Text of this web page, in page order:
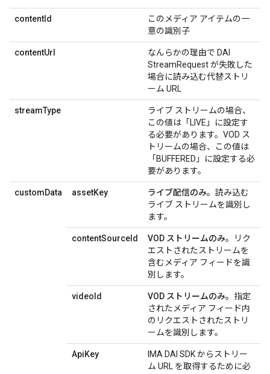
contentId
このメディア アイテムの一
意の識別子
contentUrl
なんらかの理由で DAI
StreamRequest が失敗した
場合に読み込む代替ストリ
ーム URL
streamType
ライブ ストリームの場合、
この値は「LIVE」に設定す
る必要があります。VOD ス
トリームの場合、この値は
「BUFFERED」に設定する必
要があります。
customData assetKey ライブ配信のみ。 読み込む
ライブ ストリームを識別し
ます。
contentSourceId VOD ストリームのみ。
リク
エストされたストリームを
含むメディア フィードを識
別します。
videoId VOD ストリームのみ。 指定
されたメディア フィード内
のリクエストされたストリ
ームを識別します。
ApiKey
IMA DAI SDK からストリー
ム URL を取得するために必